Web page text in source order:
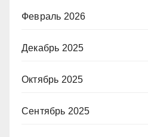
Февраль 2026
Декабрь 2025
Октябрь 2025
Сентябрь 2025